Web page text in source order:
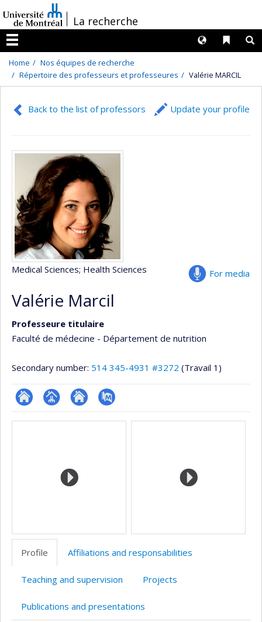
au
contenu
/La recherche
Menu
Liens
Langues
Home
Nos équipes de recherche
Répertoire des professeurs et professeures
Valérie MARCIL
Back to the list of professors Update your profile
For media
Medical Sciences; Health Sciences
Valérie Marcil
Professeure titulaire
Faculté de médecine - Département de nutrition
Secondary number: 514 345-4931 #3272 (Travail 1)
ResearchGate
Page Site
de
recherche
PubMed
Media
Profile Affiliations and responsabilities
Teaching and supervision Projects
Publications and presentations